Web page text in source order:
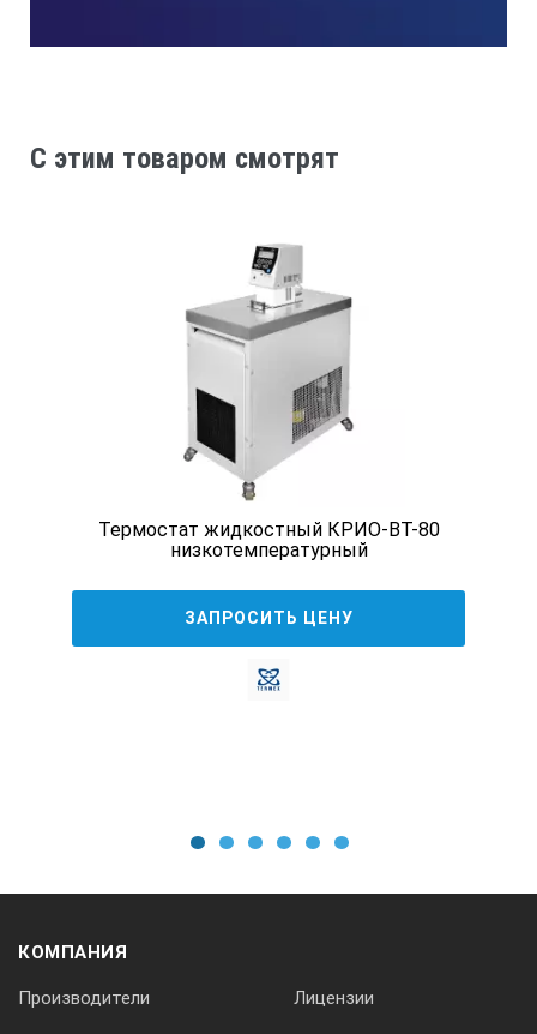
Колбонагреватель WHM-12055 одноместный, T до +450°С,
C этим товаром смотрят
Термостат жидкостный КРИО-ВТ-80
низкотемпературный
ЗАПРОСИТЬ ЦЕНУ
КОМПАНИЯ
Производители Лицензии